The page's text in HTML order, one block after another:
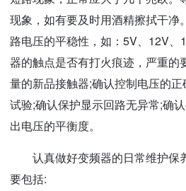
现象，如有要及时用酒精擦拭干净
路电压的平稳性，如：5V、12V
器的触点是否有打火痕迹，严重的
量的新品接触器;确认控制电压的
试验;确认保护显示回路无异常;确
出电压的平衡度。
认真做好变频器的日常维护保
要包括: